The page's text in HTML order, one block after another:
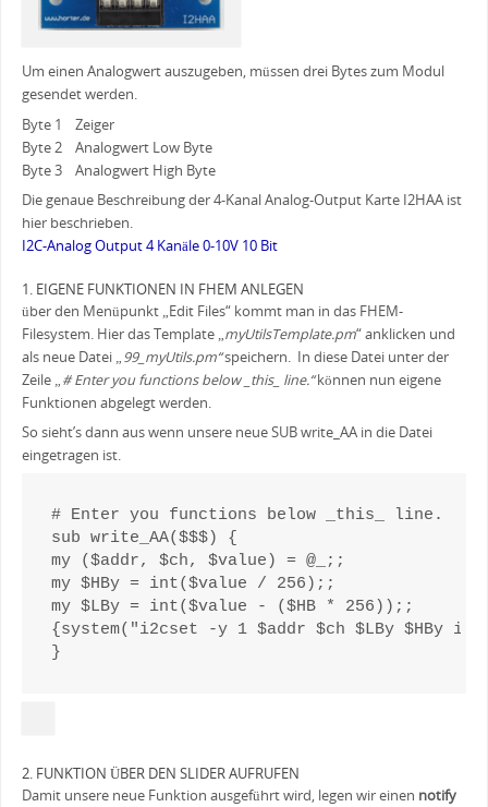
Um einen Analogwert auszugeben, müssen drei Bytes zum Modul
gesendet werden.
Byte 1 Zeiger
Byte 2 Analogwert Low Byte
Byte 3 Analogwert High Byte
Die genaue Beschreibung der 4-Kanal Analog-Output Karte I2HAA ist
hier beschrieben.
I2C-Analog Output 4 Kanäle 0-10V 10 Bit
1. EIGENE FUNKTIONEN IN FHEM ANLEGEN
über den Menüpunkt „Edit Files“ kommt man in das FHEM-
Filesystem. Hier das Template „myUtilsTemplate.pm“ anklicken und
als neue Datei „99_myUtils.pm“speichern. In diese Datei unter der
Zeile „# Enter you functions below _this_ line.“können nun eigene
Funktionen abgelegt werden.
So sieht’s dann aus wenn unsere neue SUB write_AA in die Datei
eingetragen ist.
# Enter you functions below _this_ line.
sub write_AA($$$) {
my ($addr, $ch, $value) = @_;;
my $HBy = int($value / 256);;
my $LBy = int($value - ($HB * 256));;
{system("i2cset -y 1 $addr $ch $LBy $HBy
}
2. FUNKTION ÜBER DEN SLIDER AUFRUFEN
Damit unsere neue Funktion ausgeführt wird, legen wir einen notify